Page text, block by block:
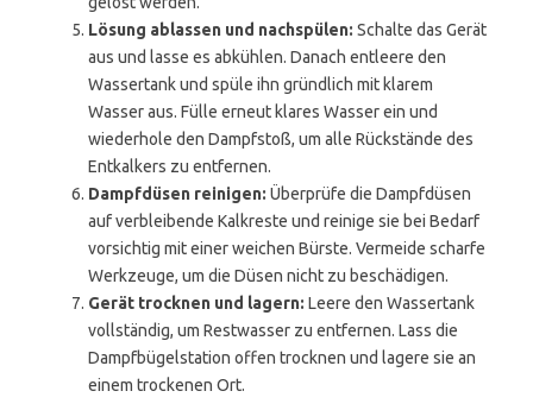
Lösung ablassen und nachspülen: Schalte das Gerät
aus und lasse es abkühlen. Danach entleere den
Wassertank und spüle ihn gründlich mit klarem
Wasser aus. Fülle erneut klares Wasser ein und
wiederhole den Dampfstoß, um alle Rückstände des
Entkalkers zu entfernen.
Dampfdüsen reinigen: Überprüfe die Dampfdüsen
auf verbleibende Kalkreste und reinige sie bei Bedarf
vorsichtig mit einer weichen Bürste. Vermeide scharfe
Werkzeuge, um die Düsen nicht zu beschädigen.
Gerät trocknen und lagern: Leere den Wassertank
vollständig, um Restwasser zu entfernen. Lass die
Dampfbügelstation offen trocknen und lagere sie an
einem trockenen Ort.